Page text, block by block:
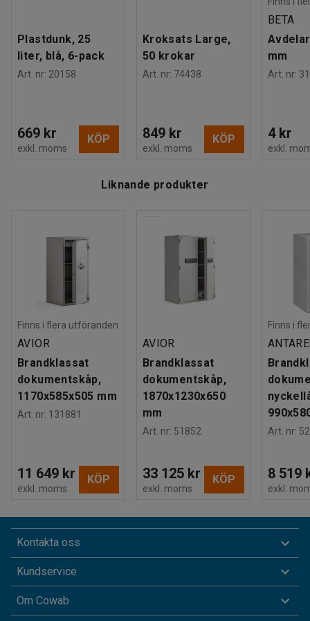
410,01
kg
Montering
Levereras monterad
Tester : NT Fire 017, 120P
Plastdunk, 25
liter, blå, 6-pack
Art. nr: 20158
669 kr
exkl. moms
KÖP
Kroksats Large,
50 krokar
Art. nr: 74438
849 kr
exkl. moms
KÖP
BETA
mm
Art. nr:
4 kr
exkl.
Liknande produkter
Finns i flera utföranden
AVIOR
Brandklassat
dokumentskåp,
1170x585x505 mm
Art. nr: 131881
11 649 kr
exkl. moms
KÖP
AVIOR
Brandklassat
dokumentskåp,
1870x1230x650
mm
Art. nr: 51852
33 125 kr
exkl. moms
KÖP
Finns i
Art. nr:
8 519
exkl.
Kontakta oss
Kundservice
Om Cowab